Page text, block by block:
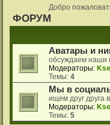
Добро
ФОРУМ
Аватары и
обсуждаем наши
Модераторы:
Темы: 4
Мы в
ищем друг друга
Модераторы:
Темы: 5